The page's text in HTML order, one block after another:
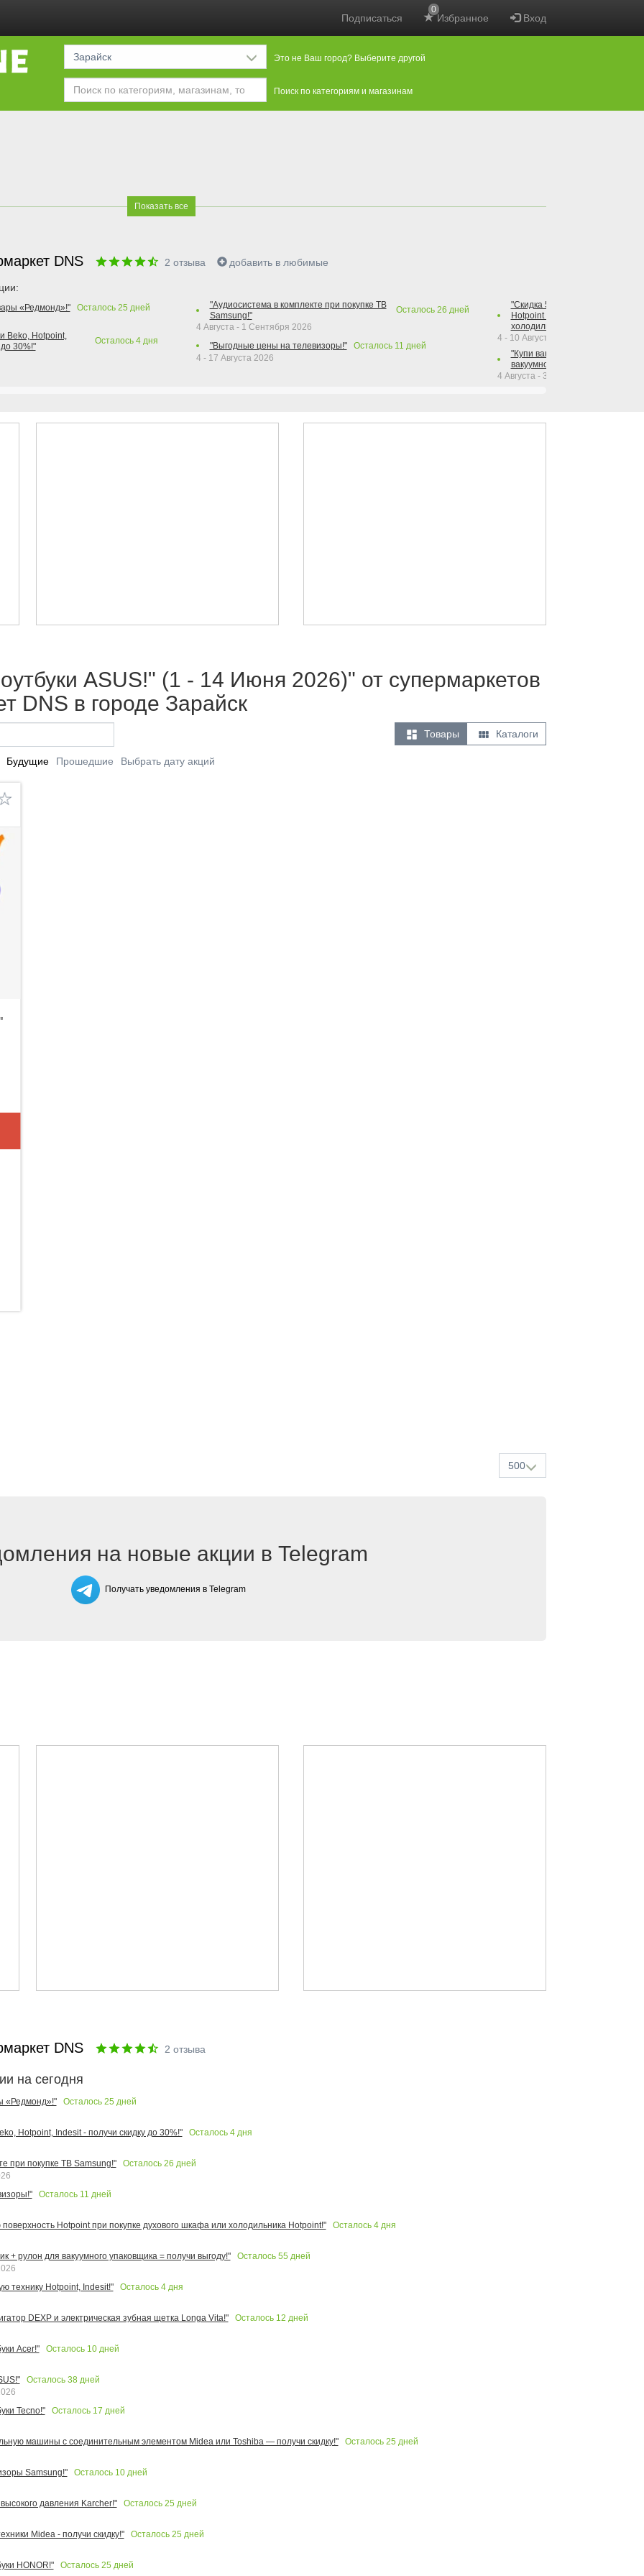
Подписаться Избранное
0
Вход
Зарайск Это не Ваш город? Выберите другой
Поиск по категориям и магазинам
Показать все
DNS 2 отзыва добавить в любимые
«Редмонд»!" Осталось 25 дней
Beko, Hotpoint,
30%!"
Осталось 4дня
"Аудиосистема в комплекте при покупке ТВ
Samsung!"
Осталось 26 дней
4 Августа - 1 Сентября 2026
"Выгодные цены на телевизоры!"
Осталось 11 дней
4 - 17 Августа 2026
"Скидка 50% на варочную
Hotpoint при покупке духового
холодильника Hotpoint!"
4 - 10 Августа 2026
"Купи вакуумный упаковщик +
вакуумного упаковщика =
4 Августа - 30 Сентября 2026
ASUS!" (1 - 14 Июня 2026)" от супермаркетов
DNS в городе Зарайск
 Товары  Каталоги
Будущие Прошедшие Выбрать дату акций
500
на новые акции в Telegram
Получать уведомления в Telegram
DNS 2 отзыва
на сегодня
«Редмонд»!" Осталось 25 дней
Hotpoint, Indesit - получи скидку до 30%!" Осталось 4дня
при покупке ТВ Samsung!" Осталось 26 дней
Осталось 11 дней
Hotpoint при покупке духового шкафа или холодильника Hotpoint!" Осталось 4дня
+ рулон для вакуумного упаковщика = получи выгоду!" Осталось 55 дней
технику Hotpoint, Indesit!"
Осталось 4дня
DEXP и электрическая зубная щетка Longa Vita!" Осталось 12 дней
Acer!" Осталось 10дней
Осталось 38дней
Tecno!"
Осталось 17 дней
машины с соединительным элементом Midea или Toshiba — получи скидку!" Осталось 25 дней
Samsung!" Осталось 10дней
давления Karcher!" Осталось 25 дней
Midea - получи скидку!" Осталось 25 дней
HONOR!" Осталось 25 дней